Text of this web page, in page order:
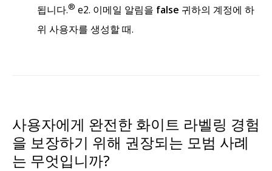
됩니다.® e2. 이메일 알림을 false 귀하의 계정에 하
위 사용자를 생성할 때.
사용자에게 완전한 화이트 라벨링 경험
을 보장하기 위해 권장되는 모범 사례
는 무엇입니까?